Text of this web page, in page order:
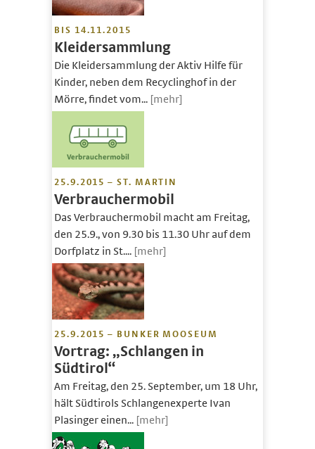
BIS 14.11.2015
Kleidersammlung
Die Kleidersammlung der Aktiv Hilfe für
Kinder, neben dem Recyclinghof in der
Mörre, findet vom... [mehr]
25.9.2015 – ST. MARTIN
Verbrauchermobil
Das Verbrauchermobil macht am Freitag,
den 25.9., von 9.30 bis 11.30 Uhr auf dem
Dorfplatz in St.... [mehr]
25.9.2015 – BUNKER MOOSEUM
Vortrag: „Schlangen in
Südtirol“
Am Freitag, den 25. September, um 18 Uhr,
hält Südtirols Schlangenexperte Ivan
Plasinger einen... [mehr]